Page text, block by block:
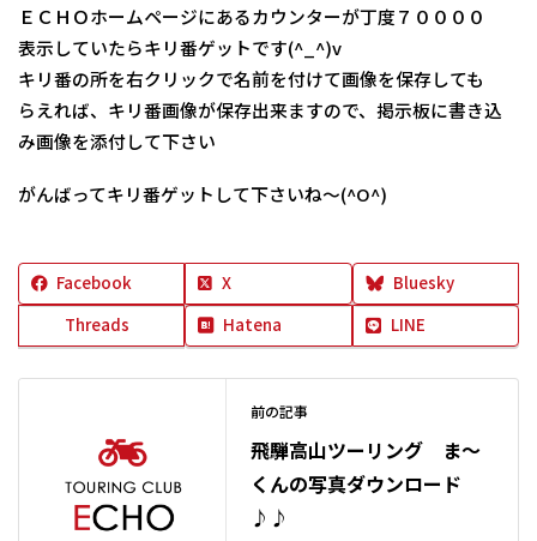
ＥＣＨＯホームページにあるカウンターが丁度７００００
表示していたらキリ番ゲットです(^_^)v
キリ番の所を右クリックで名前を付けて画像を保存しても
らえれば、キリ番画像が保存出来ますので、掲示板に書き込
み画像を添付して下さい
がんばってキリ番ゲットして下さいね～(^O^)
Facebook X
Bluesky
Threads
Hatena LINE
前の記事
飛騨高山ツーリング ま～
くんの写真ダウンロード
♪♪